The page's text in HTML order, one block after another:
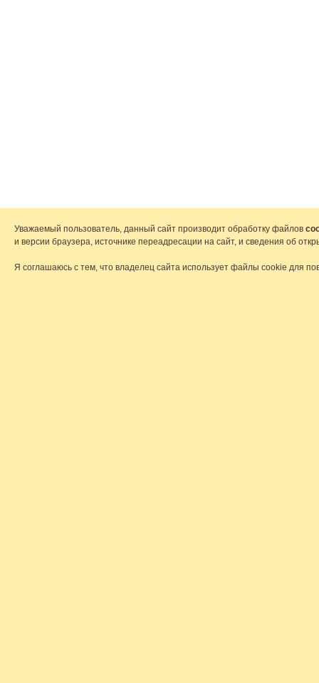
Уважаемый пользователь, данный сайт производит обработку файлов
и версии браузера, источнике переадресации на сайт, и сведения об
Я соглашаюсь с тем, что владелец сайта использует файлы cookie для